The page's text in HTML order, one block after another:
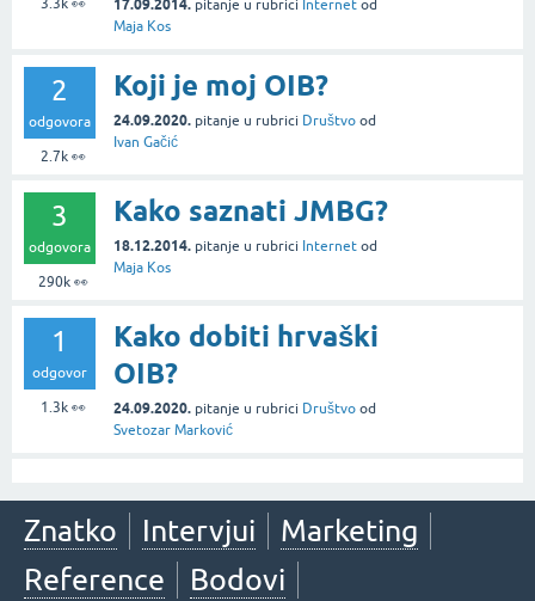
3.3k👀 17.09.2014. pitanje u rubrici Internet od
Maja Kos
2
odgovora
2.7k👀
Koji je moj OIB?
24.09.2020. pitanje u rubrici Društvo od
Ivan Gačić
3
odgovora
290k👀
Kako saznati JMBG?
18.12.2014. pitanje u rubrici Internet od
Maja Kos
1
odgovor
1.3k👀
Kako dobiti hrvaški
OIB?
24.09.2020. pitanje u rubrici Društvo od
Svetozar Marković
Znatko Intervjui
Marketing
Reference
Bodovi